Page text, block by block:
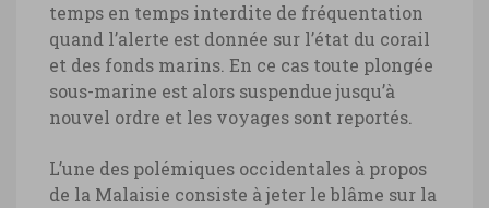
temps en temps interdite de fréquentation
quand l’alerte est donnée sur l’état du corail
et des fonds marins. En ce cas toute plongée
sous-marine est alors suspendue jusqu’à
nouvel ordre et les voyages sont reportés.
L’une des polémiques occidentales à propos
de la Malaisie consiste à jeter le blâme sur la